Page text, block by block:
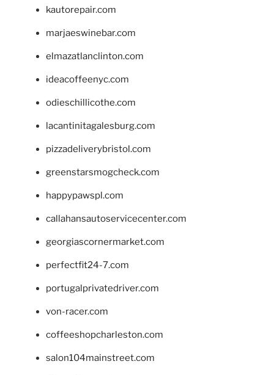
kautorepair.com
marjaeswinebar.com
elmazatlanclinton.com
ideacoffeenyc.com
odieschillicothe.com
lacantinitagalesburg.com
pizzadeliverybristol.com
greenstarsmogcheck.com
happypawspl.com
callahansautoservicecenter.com
georgiascornermarket.com
perfectfit24-7.com
portugalprivatedriver.com
von-racer.com
coffeeshopcharleston.com
salon104mainstreet.com